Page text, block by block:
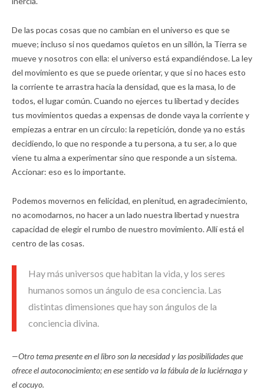
De las pocas cosas que no cambian en el universo es que se
mueve; incluso si nos quedamos quietos en un sillón, la Tierra se
mueve y nosotros con ella: el universo está expandiéndose. La ley
del movimiento es que se puede orientar, y que si no haces esto
la corriente te arrastra hacia la densidad, que es la masa, lo de
todos, el lugar común. Cuando no ejerces tu libertad y decides
tus movimientos quedas a expensas de donde vaya la corriente y
empiezas a entrar en un círculo: la repetición, donde ya no estás
decidiendo, lo que no responde a tu persona, a tu ser, a lo que
viene tu alma a experimentar sino que responde a un sistema.
Accionar: eso es lo importante.
Podemos movernos en felicidad, en plenitud, en agradecimiento,
no acomodarnos, no hacer a un lado nuestra libertad y nuestra
capacidad de elegir el rumbo de nuestro movimiento. Allí está el
centro de las cosas.
Hay más universos que habitan la vida, y los seres
humanos somos un ángulo de esa conciencia. Las
distintas dimensiones que hay son ángulos de la
conciencia divina.
—Otro tema presente en el libro son la necesidad y las posibilidades que
ofrece el autoconocimiento; en ese sentido va la fábula de la luciérnaga y
el cocuyo.